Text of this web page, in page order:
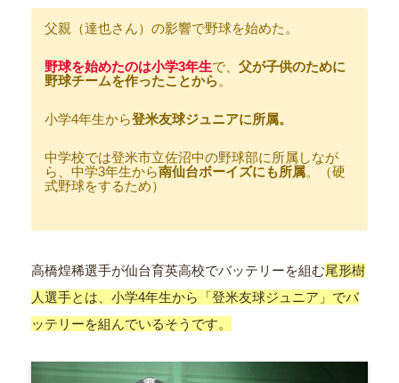
父親（達也さん）の影響で野球を始めた。
野球を始めたのは小学3年生で、 父が子供のために
野球チームを作ったことから。
小学4年生から登米友球ジュニアに所属。
中学校では登米市立佐沼中の野球部に所属しなが
ら、中学3年生から南仙台ボーイズにも所属。（硬
式野球をするため）
高橋煌稀選手が仙台育英高校でバッテリーを組む尾形樹
人選手とは、小学4年生から「登米友球ジュニア」でバ
ッテリーを組んでいるそうです。